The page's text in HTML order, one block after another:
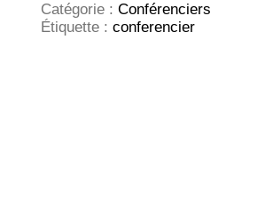
Catégorie : Conférenciers
Étiquette : conferencier